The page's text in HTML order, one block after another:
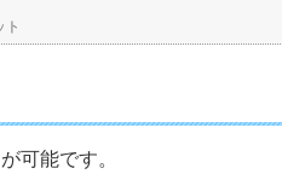
ト
可能です。